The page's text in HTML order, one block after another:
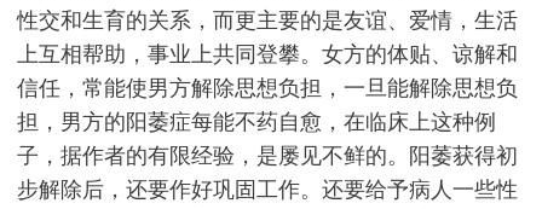
性交和生育的关系，而更主要的是友谊、爱情，生活
上互相帮助，事业上共同登攀。女方的体贴、谅解和
信任，常能使男方解除思想负担，一旦能解除思想负
担，男方的阳萎症每能不药自愈，在临床上这种例
子，据作者的有限经验，是屡见不鲜的。阳萎获得初
步解除后，还要作好巩固工作。还要给予病人一些性